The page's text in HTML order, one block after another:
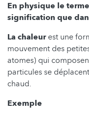
En physique le
signification que
La chaleurest une
mouvement des
atomes) qui
particules se
chaud.
Exemple